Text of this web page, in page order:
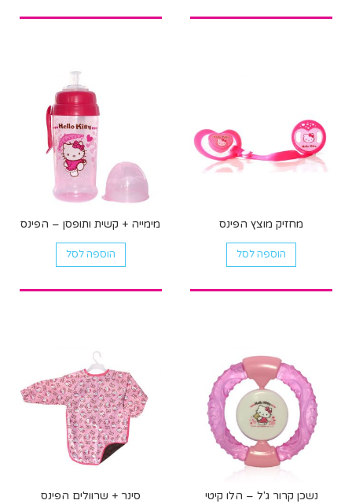
יש
לבחור
את
מחזיק מוצץ הפינס
הוספה לסל
מימייה + קשית ותופסן – הפינס
הוספה לסל
נשכן קרור ג'ל – הלו קיטי סינר + שרוולים הפינס